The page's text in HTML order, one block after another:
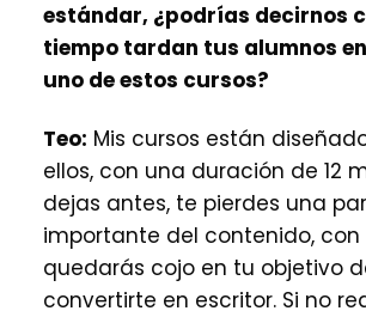
estándar, ¿podrías decirnos
tiempo tardan tus alumnos
uno de estos cursos?
Teo: Mis cursos están
ellos, con una duración de 12
dejas antes, te pierdes una
importante del contenido, con
quedarás cojo en tu objetivo
convertirte en escritor. Si no